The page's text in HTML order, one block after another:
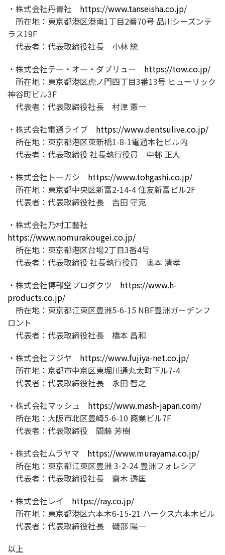
・株式会社丹青社 https://www.tanseisha.co.jp/
所在地：東京都港区港南1丁目2番70号 品川シーズンテ
ラス19F
代表者：代表取締役社長 小林 統
・株式会社テー・オー・ダブリュー https://tow.co.jp/
所在地：東京都港区虎ノ門四丁目3番13号 ヒューリック
神谷町ビル3F
代表者：代表取締役社長 村津 憲一
・株式会社電通ライブ https://www.dentsulive.co.jp/
所在地：東京都港区東新橋1-8-1電通本社ビル内
代表者：代表取締役 社長執行役員 中邨 正人
・株式会社トーガシ https://www.tohgashi.co.jp/
所在地：東京都中央区新富2-14-4 住友新富ビル2F
代表者：代表取締役社長 吉田 守克
・株式会社乃村工藝社
https://www.nomurakougei.co.jp/
所在地：東京都港区台場2丁目3番4号
代表者：代表取締役 社長執行役員 奥本 清孝
・株式会社博報堂プロダクツ https://www.h-
products.co.jp/
所在地：東京都江東区豊洲5-6-15 NBF豊洲ガーデンフ
ロント
代表者：代表取締役社長 橋本 昌和
・株式会社フジヤ https://www.fujiya-net.co.jp/
所在地：京都市中京区東堀川通丸太町下ル7-4
代表者：代表取締役社長 永田 智之
・株式会社マッシュ https://www.mash-japan.com/
所在地：大阪市北区豊崎5-6-10 商業ビル7F
代表者：代表取締役 間藤 芳樹
・株式会社ムラヤマ https://www.murayama.co.jp/
所在地：東京都江東区豊洲 3-2-24 豊洲フォレシア
代表者：代表取締役社長 齋木 透匡
・株式会社レイ https://ray.co.jp/
所在地：東京都港区六本木6-15-21 ハークス六本木ビル
代表者：代表取締役社長 磯部 陽一
以上